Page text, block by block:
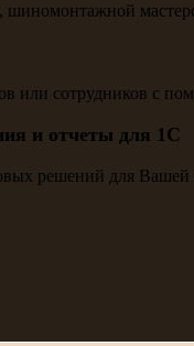
или сотрудников с
и отчеты для 1С
решений для